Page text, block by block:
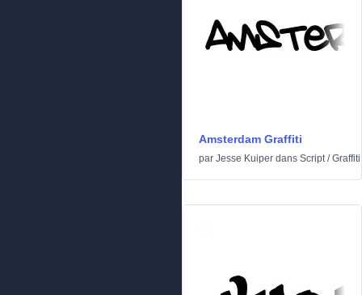
Amsterdam Graffiti
par Jesse Kuiper dans Script/Graffiti